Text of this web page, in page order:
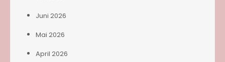
Juni 2026
Mai 2026
April 2026